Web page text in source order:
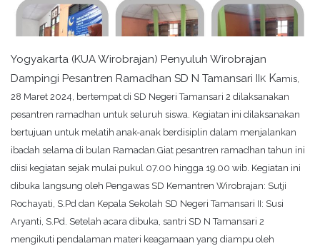
‌Yogyakarta (KUA Wirobrajan) ‎Penyuluh Wirobrajan
Dampingi Pesantren Ramadhan SD N Tamansari IIK Kamis,
28 Maret 2024, bertempat di SD Negeri Tamansari 2 dilaksanakan
pesantren ramadhan untuk seluruh siswa. Kegiatan ini dilaksanakan
bertujuan untuk melatih anak-anak berdisiplin dalam menjalankan
ibadah selama di bulan Ramadan.Giat pesantren ramadhan tahun ini
diisi kegiatan sejak mulai pukul 07.00 hingga 19.00 wib. Kegiatan ini
dibuka langsung oleh Pengawas SD Kemantren Wirobrajan: Sutji
Rochayati, S.Pd dan Kepala Sekolah SD Negeri Tamansari II: Susi
Aryanti, S.Pd. Setelah acara dibuka, santri SD N Tamansari 2
mengikuti pendalaman materi keagamaan yang diampu oleh